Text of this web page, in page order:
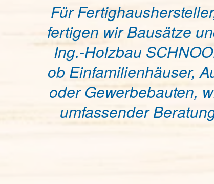
Für
fertigen wir Bausätze
Ing.-Holzbau
ob Einfamilienhäuser,
oder Gewerbebauten,
umfassender